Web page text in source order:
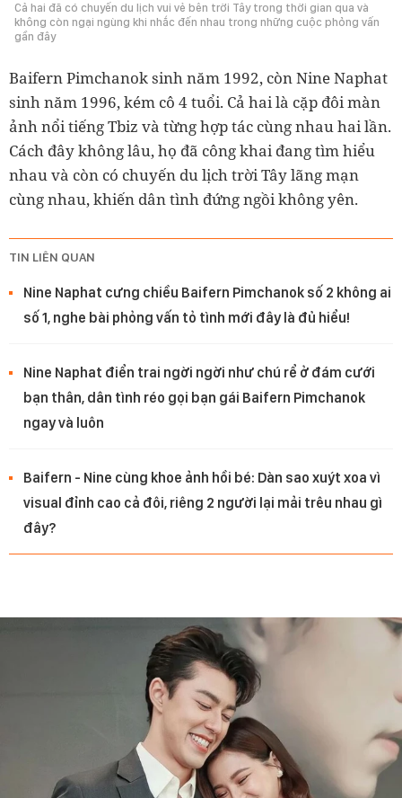
Cả hai đã có chuyến du lịch vui vẻ bên trời Tây trong thời gian qua và
không còn ngại ngùng khi nhắc đến nhau trong những cuộc phỏng vấn
gần đây
Baifern Pimchanok sinh năm 1992, còn Nine Naphat
sinh năm 1996, kém cô 4 tuổi. Cả hai là cặp đôi màn
ảnh nổi tiếng Tbiz và từng hợp tác cùng nhau hai lần.
Cách đây không lâu, họ đã công khai đang tìm hiểu
nhau và còn có chuyến du lịch trời Tây lãng mạn
cùng nhau, khiến dân tình đứng ngồi không yên.
TIN LIÊN QUAN
Nine Naphat cưng chiều Baifern Pimchanok số 2 không ai
số 1, nghe bài phỏng vấn tỏ tình mới đây là đủ hiểu!
Nine Naphat điển trai ngời ngời như chú rể ở đám cưới
bạn thân, dân tình réo gọi bạn gái Baifern Pimchanok
ngay và luôn
Baifern - Nine cùng khoe ảnh hồi bé: Dàn sao xuýt xoa vì
visual đỉnh cao cả đôi, riêng 2 người lại mải trêu nhau gì
đây?